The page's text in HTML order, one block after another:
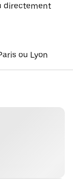
directement
ou Lyon